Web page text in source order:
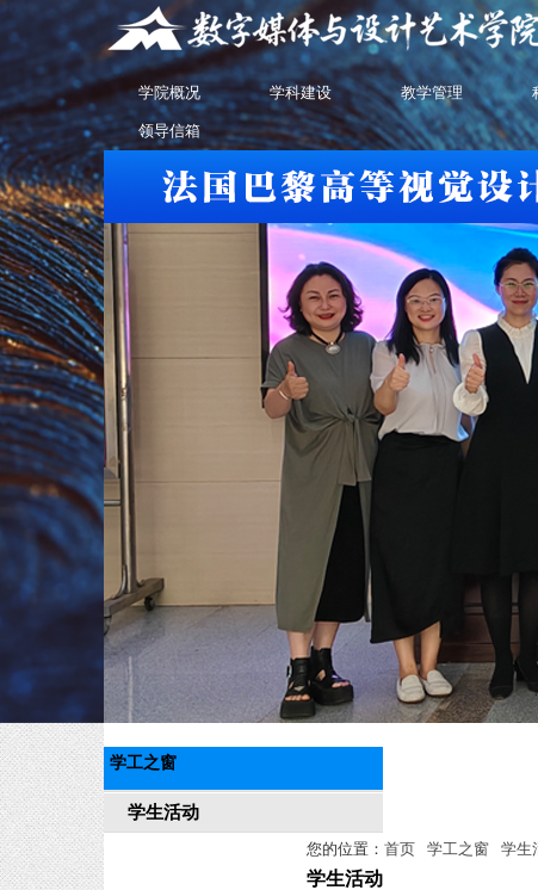
学院概况 学科建设 教学管理
领导信箱
学工之窗
学生活动
您的位置： 首页 学工之窗 学生
学生活动